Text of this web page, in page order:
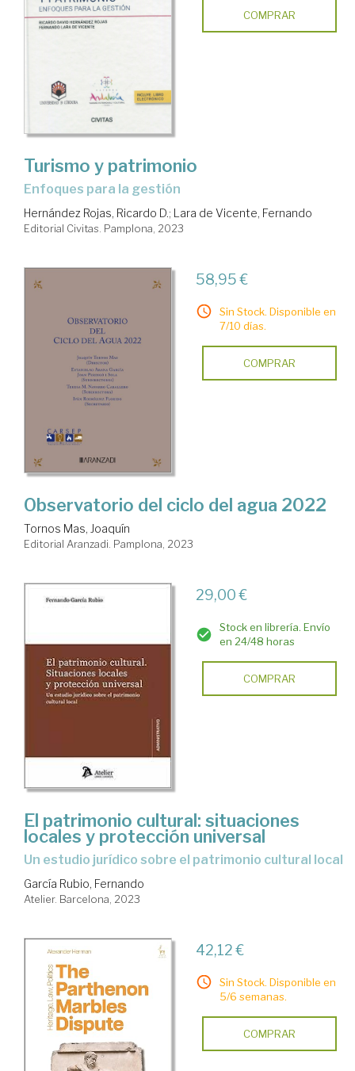
COMPRAR
Turismo y patrimonio
enfoques para la gestión
Hernández Rojas, Ricardo D.; Lara de Vicente, Fernando
Editorial Civitas. Pamplona, 2023
58,95 €
Sin Stock. Disponible en
7/10 días.
COMPRAR
Observatorio del ciclo del agua 2022
Tornos Mas, Joaquín
Editorial Aranzadi. Pamplona, 2023
29,00 €
Stock en librería. Envío
en 24/48 horas
COMPRAR
El patrimonio cultural: situaciones
locales y protección universal
Un estudio jurídico sobre el patrimonio cultural local
García Rubio, Fernando
Atelier. Barcelona, 2023
42,12 €
Sin Stock. Disponible en
5/6 semanas.
COMPRAR